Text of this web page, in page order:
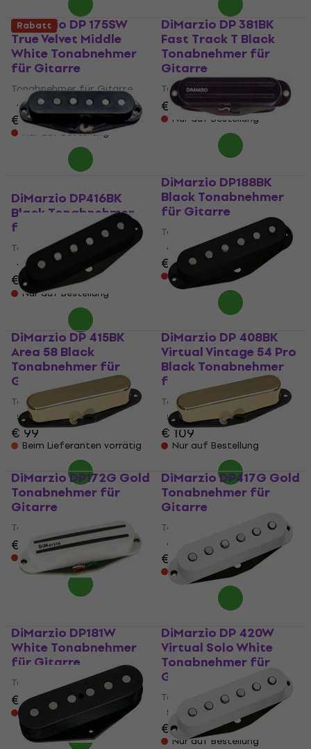
DiMarzio DP 175SW
True Velvet Middle
White Tonabnehmer
für Gitarre
Tonabnehmer für Gitarre
4,8 /5
€ 79
Nur auf Bestellung
DiMarzio DP 381BK
Fast Track T Black
Tonabnehmer für
Gitarre
Tonabnehmer für Gitarre
€ 109€ 113
Nur auf Bestellung
Rabatt
DiMarzio DP416BK
Black Tonabnehmer
für Gitarre
Tonabnehmer für Gitarre
4,8 /5
€ 99 € 108
- 8 %
Nur auf Bestellung
DiMarzio DP188BK
Black Tonabnehmer
für Gitarre
Tonabnehmer für Gitarre
4,5 /5
€ 109 € 111
Nur auf Bestellung
DiMarzio DP 415BK
Area 58 Black
Tonabnehmer für
Gitarre
Tonabnehmer für Gitarre
5/5
€ 99
Beim Lieferanten vorrätig
DiMarzio DP 408BK
Virtual Vintage 54 Pro
Black Tonabnehmer
für Gitarre
Tonabnehmer für Gitarre
5/5
€ 109
Nur auf Bestellung
DiMarzio DP172G Gold
Tonabnehmer für
Gitarre
Tonabnehmer für Gitarre
€ 95
Nur auf Bestellung
DiMarzio DP417G Gold
Tonabnehmer für
Gitarre
Tonabnehmer für Gitarre
4,5
€ 111
Nur auf Bestellung
DiMarzio DP181W
White Tonabnehmer
für Gitarre
Tonabnehmer für Gitarre
€ 109
Nur auf Bestellung
DiMarzio DP 420W
Virtual Solo White
Tonabnehmer für
Gitarre
Tonabnehmer für Gitarre
5
€ 109
Nur auf Bestellung